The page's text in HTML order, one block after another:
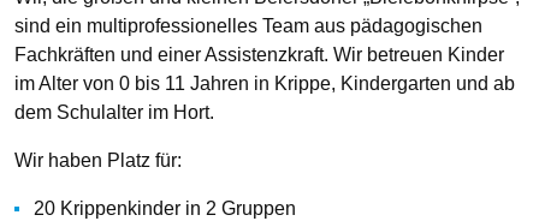
sind ein multiprofessionelles Team aus pädagogischen
Fachkräften und einer Assistenzkraft. Wir betreuen Kinder
im Alter von 0 bis 11 Jahren in Krippe, Kindergarten und ab
dem Schulalter im Hort.
Wir haben Platz für:
20 Krippenkinder in 2 Gruppen